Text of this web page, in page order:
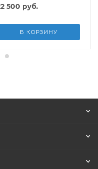
500 руб.
В КОРЗИНУ